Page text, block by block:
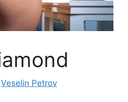
Veselin Petrov